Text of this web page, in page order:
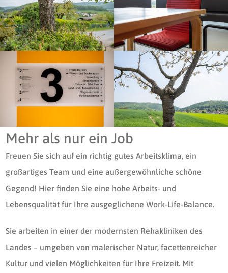
Mehr als nur ein Job
Freuen Sie sich auf ein richtig gutes Arbeitsklima, ein
großartiges Team und eine außergewöhnliche schöne
Gegend! Hier finden Sie eine hohe Arbeits- und
Lebensqualität für Ihre ausgeglichene Work-Life-Balance.
Sie arbeiten in einer der modernsten Rehakliniken des
Landes – umgeben von malerischer Natur, facettenreicher
Kultur und vielen Möglichkeiten für Ihre Freizeit. Mit